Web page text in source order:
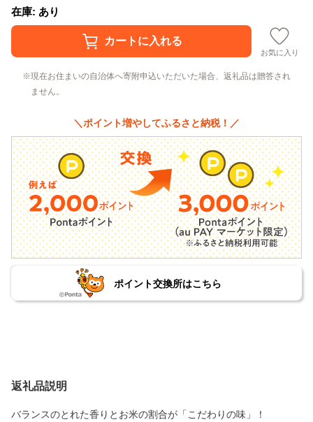
在庫: あり
お気に入り
現在お住まいの自治体へ寄附申込いただいた場合、返礼品は贈答され
ません。
＼ポイント増やしてふるさと納税！／
ポイント交換所はこちら
返礼品説明
バランスのとれた香りとお米の割合が「こだわりの味」！